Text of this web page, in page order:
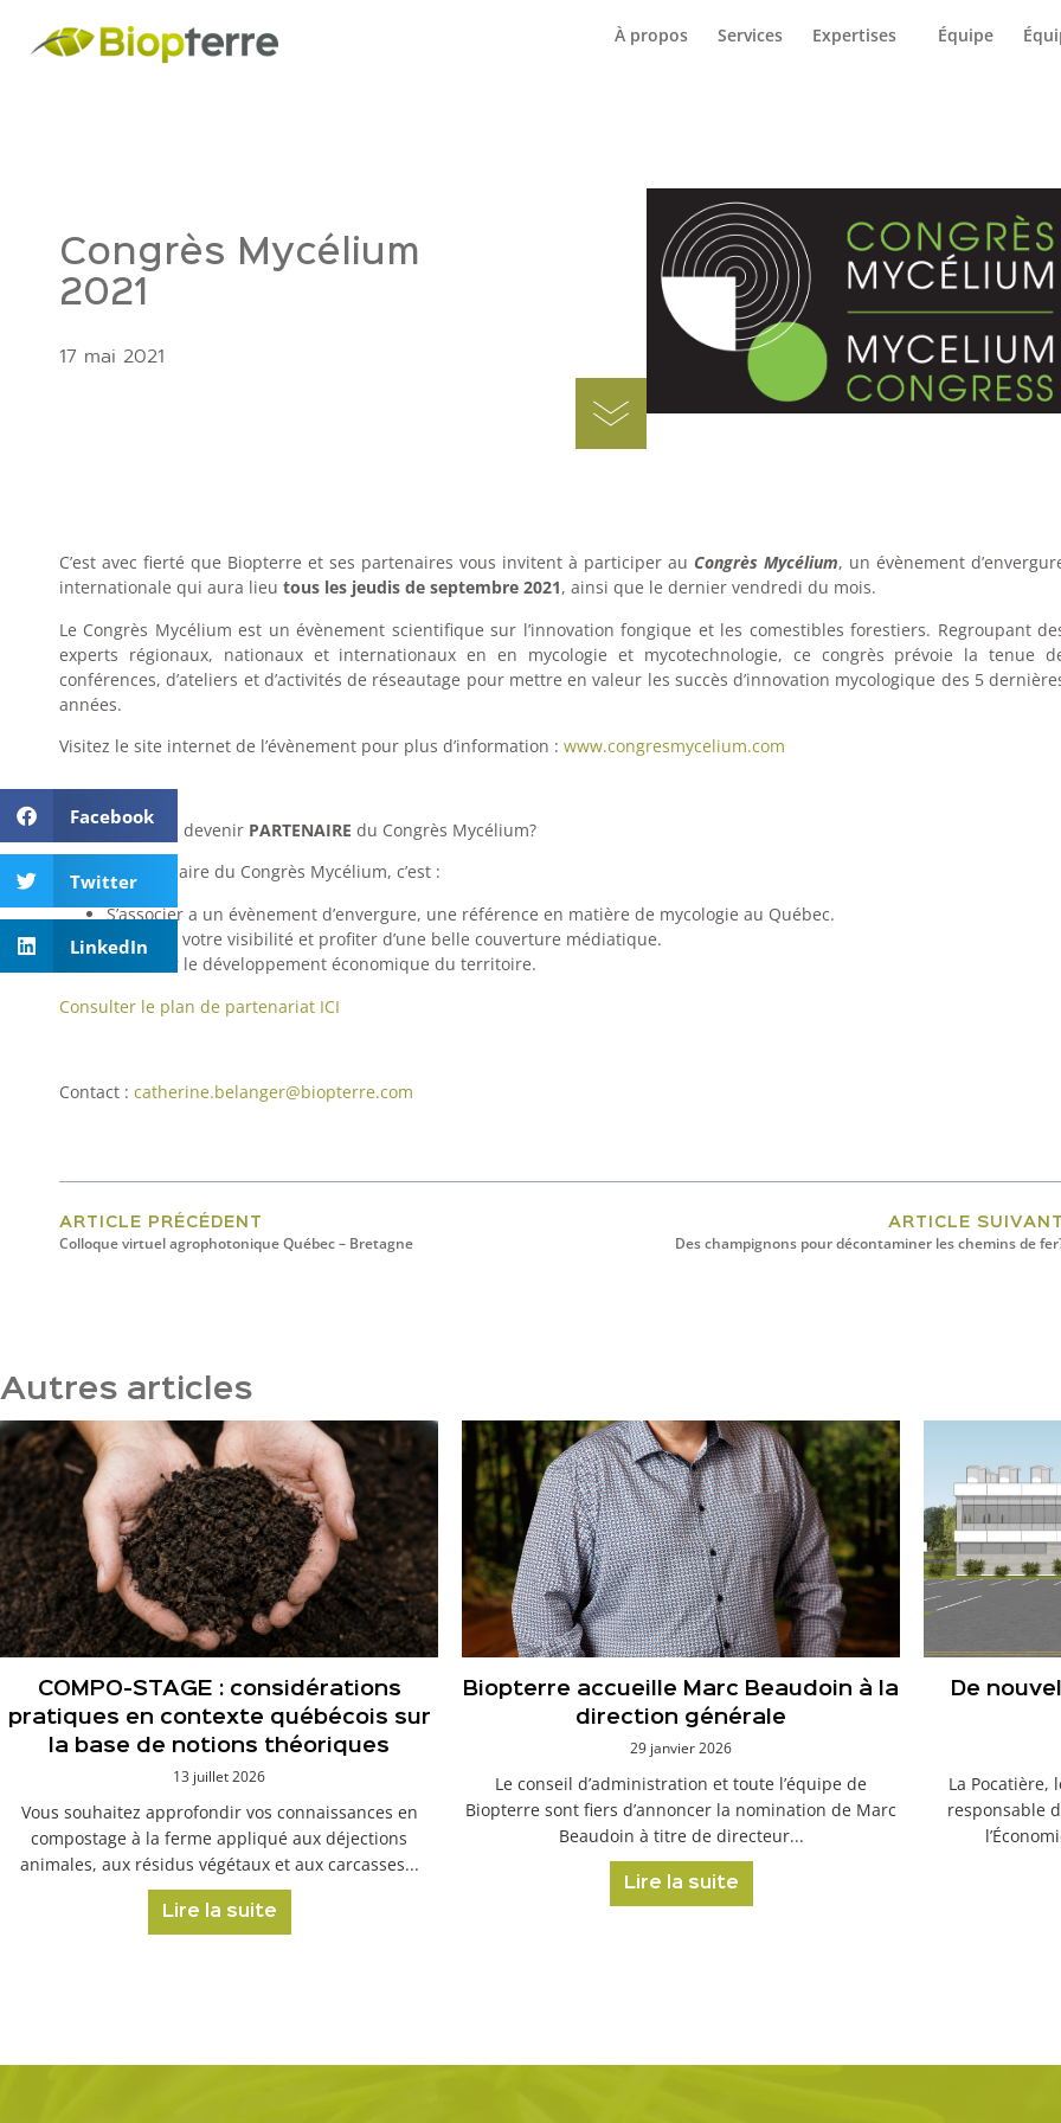
Accueil
À propos Services Expertises Équipe
Congrès Mycélium
2021
17 mai 2021
Facebook
Twitter
LinkedIn
C’est avec fierté que Biopterre et ses partenaires vous invitent à participer au Congrès Mycélium, un évènement
internationale qui aura lieu tous les jeudis de septembre 2021, ainsi que le dernier vendredi du mois.
Le Congrès Mycélium est un évènement scientifique sur l’innovation fongique et les comestibles forestiers. Regroupant
experts régionaux, nationaux et internationaux en en mycologie et mycotechnologie, ce congrès prévoie la tenue
conférences, d’ateliers et d’activités de réseautage pour mettre en valeur les succès d’innovation mycologique des 5
années.
Visitez le site internet de l’évènement pour plus d’information : www.congresmycelium.com
Vous souhaitez devenir PARTENAIRE du Congrès Mycélium?
Devenir partenaire du Congrès Mycélium, c’est :
S’associer a un évènement d’envergure, une référence en matière de mycologie au Québec.
Accroître votre visibilité et profiter d’une belle couverture médiatique.
Favoriser le développement économique du territoire.
Consulter le plan de partenariat ICI
Contact : catherine.belanger@biopterre.com
ARTICLE PRÉCÉDENT
Colloque virtuel agrophotonique Québec – Bretagne
ARTICLE
Des champignons pour décontaminer les chemins de
Autres articles
COMPO-STAGE : considérations
pratiques en contexte québécois sur
la base de notions théoriques
13 juillet 2026
Vous souhaitez approfondir vos connaissances en
compostage à la ferme appliqué aux déjections
animales, aux résidus végétaux et aux carcasses...
Lire la suite
Biopterre accueille Marc Beaudoin à la
direction générale
29 janvier 2026
Le conseil d’administration et toute l’équipe de
Biopterre sont fiers d’annoncer la nomination de Marc
Beaudoin à titre de directeur...
Lire la suite
De
La Pocatière,
responsable